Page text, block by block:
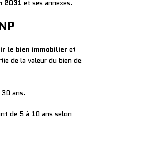
2031 et ses annexes.
le bien immobilier et
de la valeur du bien de
ans.
de 5 à 10 ans selon